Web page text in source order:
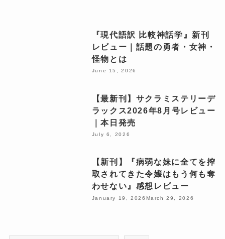
『現代語訳 比較神話学』新刊
レビュー｜話題の勇者・女神・
怪物とは
June 15, 2026
【最新刊】サクラミステリーデ
ラックス2026年8月号レビュー
｜本日発売
July 6, 2026
【新刊】『病弱な妹に全てを搾
取されてきた令嬢はもう何も奪
わせない』感想レビュー
January 19, 2026 March 29, 2026